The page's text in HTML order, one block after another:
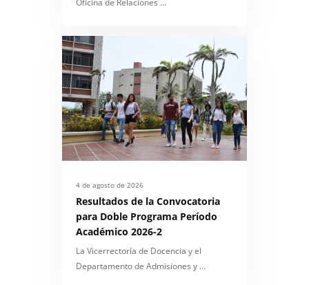
4 de agosto de 2026
Resultados de la Convocatoria
para Doble Programa Período
Académico 2026-2
La Vicerrectoría de Docencia y el
Departamento de Admisiones y …